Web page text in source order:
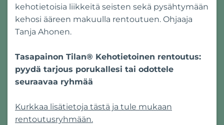
kehotietoisia liikkeitä seisten sekä pysähtymään
kehosi ääreen makuulla rentoutuen. Ohjaaja
Tanja Ahonen.
Tasapainon Tilan® Kehotietoinen rentoutus:
pyydä tarjous porukallesi tai odottele
seuraavaa ryhmää
Kurkkaa lisätietoja tästä ja tule mukaan
rentoutusryhmään.